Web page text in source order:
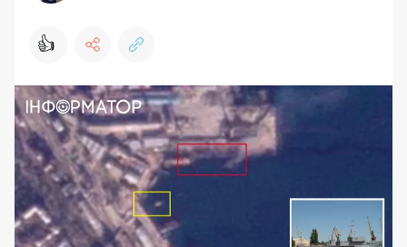
👍